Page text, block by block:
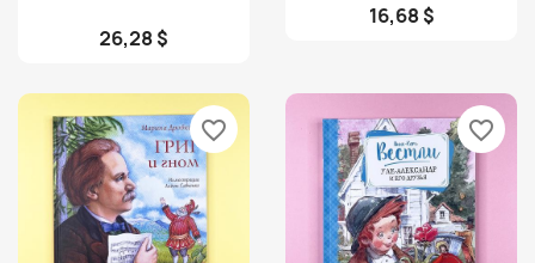
26,28 $
16,68 $
favorite_border favorite_border